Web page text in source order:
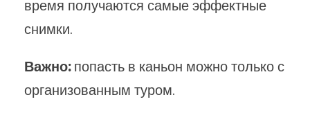
время получаются самые эффектные
снимки.
Важно:попасть в каньон можно только с
организованным туром.